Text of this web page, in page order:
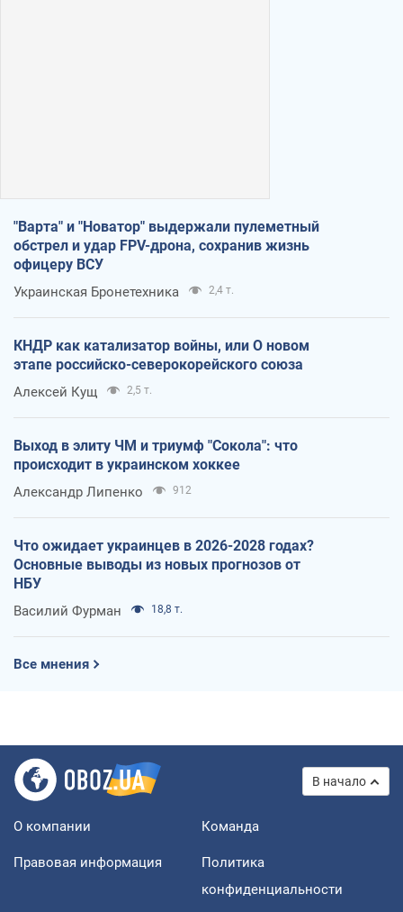
"Варта" и "Новатор" выдержали пулеметный
обстрел и удар FPV-дрона, сохранив жизнь
офицеру ВСУ
Украинская Бронетехника 2,4 т.
КНДР как катализатор войны, или О новом
этапе российско-северокорейского союза
Алексей Кущ 2,5 т.
Выход в элиту ЧМ и триумф "Сокола": что
происходит в украинском хоккее
Александр Липенко 912
Что ожидает украинцев в 2026-2028 годах?
Основные выводы из новых прогнозов от
НБУ
Василий Фурман 18,8 т.
Все мнения
В начало
О компании Команда
Правовая информация
Политика
конфиденциальности